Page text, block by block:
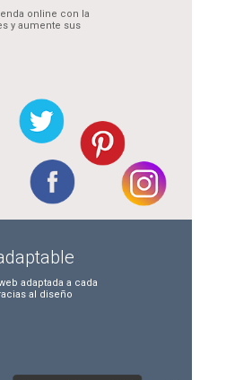
online con la
y aumente sus
adaptada a cada
al diseño